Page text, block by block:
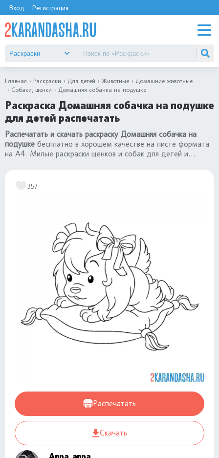
Вход Регистрация
Главная Раскраски Для детей Животные
Домашние животные
Собаки, щенки
Домашняя собачка на подушке
Раскраска Домашняя собачка на подушке
для детей распечатать
Распечатать и скачать раскраску Домашняя собачка на
подушке бесплатно в хорошем качестве на листе формата
на А4. Милые раскраски щенков и собак для детей и
357
Распечатать
Скачать